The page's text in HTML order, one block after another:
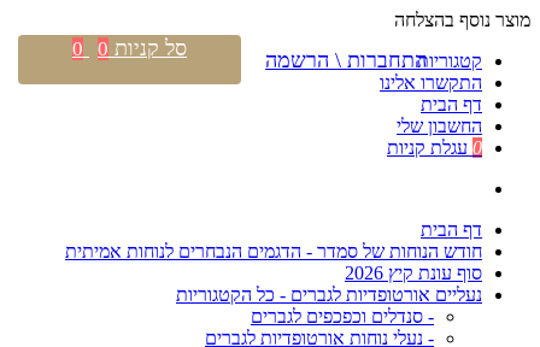
מוצר נוסף בהצלחה
קטגוריות
התקשרו אלינו
דף הבית
החשבון שלי
0 עגלת קניות
דף הבית
חודש הנוחות של סמדר - הדגמים הנבחרים לנוחות אמיתית
סוף עונת קיץ 2026
נעליים אורטופדיות לגברים - כל הקטגוריות
- סנדלים וכפכפים לגברים
- נעלי נוחות אורטופדיות לגברים
התחברות \ הרשמה סל קניות 0
0